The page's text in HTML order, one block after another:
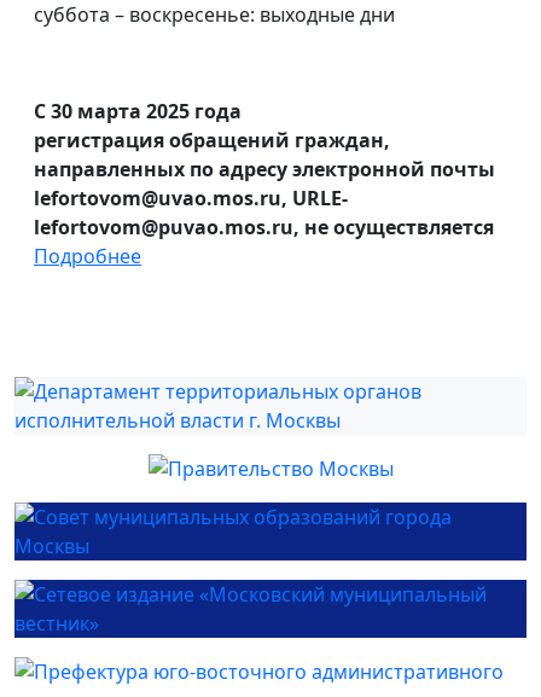
суббота – воскресенье: выходные дни
С 30 марта 2025 года
регистрация обращений граждан,
направленных по адресу электронной почты
lefortovom@uvao.mos.ru, URLE-
lefortovom@puvao.mos.ru, не осуществляется
Подробнее